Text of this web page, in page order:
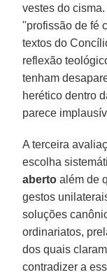
vestes do
"profissão de fé
textos do
reflexão
tenham
herético dentro
parece
A terceira
escolha
aberto além de
gestos
soluções
ordinariatos,
dos quais
contradizer a